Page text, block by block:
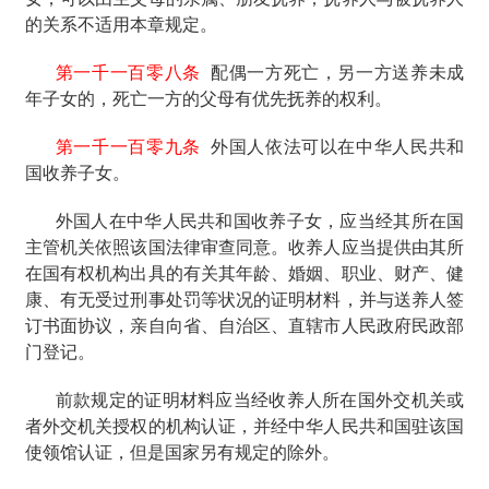
的关系不适用本章规定。
第一千一百零八条
配偶一方死亡，另一方送养未成
年子女的，死亡一方的父母有优先抚养的权利。
第一千一百零九条
外国人依法可以在中华人民共和
国收养子女。
外国人在中华人民共和国收养子女，应当经其所在国
主管机关依照该国法律审查同意。收养人应当提供由其所
在国有权机构出具的有关其年龄、婚姻、职业、财产、健
康、有无受过刑事处罚等状况的证明材料，并与送养人签
订书面协议，亲自向省、自治区、直辖市人民政府民政部
门登记。
前款规定的证明材料应当经收养人所在国外交机关或
者外交机关授权的机构认证，并经中华人民共和国驻该国
使领馆认证，但是国家另有规定的除外。